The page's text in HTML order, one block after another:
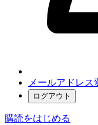
メールアドレス
ログアウト
購読をはじめる